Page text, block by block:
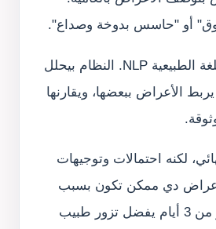
أو "حاسس بدوخة وصداع".
هنا بيجي دور تحليل اللغة الطبيعية NLP. النظام بيحلل
الأعراض ببعضها، ويقارنها
لكنه احتمالات وتوجيهات
دي ممكن تكون بسبب
كذا، ولو استمرت أكتر من 3 أيام يفضل تزور طبيب